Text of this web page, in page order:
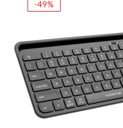
-49%